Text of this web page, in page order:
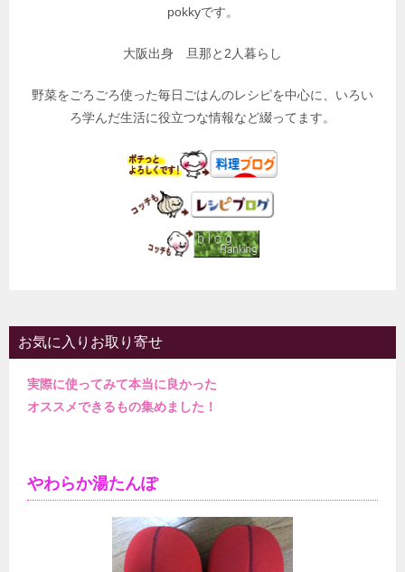
pokkyです。
大阪出身 旦那と2人暮らし
野菜をごろごろ使った毎日ごはんのレシピを中心に、いろい
ろ学んだ生活に役立つな情報など綴ってます。
お気に入りお取り寄せ
実際に使ってみて本当に良かった
オススメできるもの集めました！
やわらか湯たんぽ